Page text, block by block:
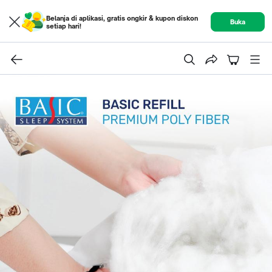
Belanja di aplikasi, gratis ongkir & kupon diskon
setiap hari!
Buka